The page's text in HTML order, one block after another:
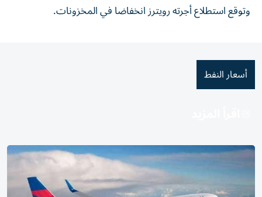
وتوقع استطلاع أجرته رويترز انخفاضا في المخزونات.
أسعار النفط